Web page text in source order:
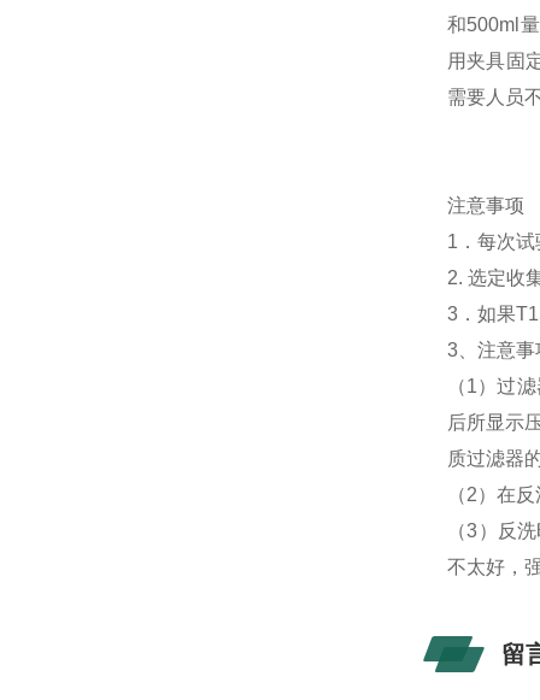
和500ml
用夹具固
需要人员
注意事项
1．每次
2. 选定收
3．如果
3、注意事
（1）过
后所显示
质过滤器
（2）在
（3）反
不太好，
留